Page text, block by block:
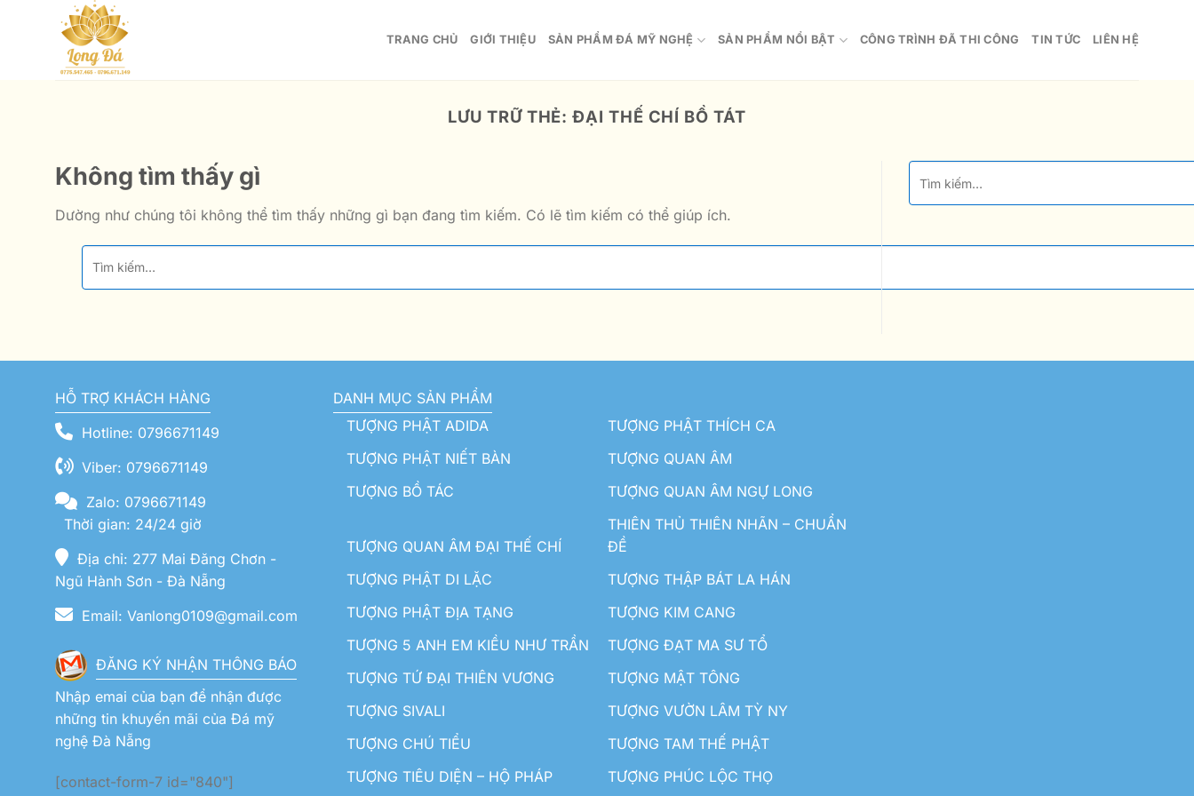
TRANG CHỦ GIỚI THIỆU SẢN PHẨM ĐÁ MỸ NGHỆ SẢN PHẨM NỔI BẬT CÔNG TRÌNH ĐÃ THI CÔNG TIN TỨC LIÊN HỆ
LƯU TRỮ THẺ:ĐẠI THẾ CHÍ BỒ TÁT
Không tìm thấy gì
Dường như chúng tôi không thể tìm thấy những gì bạn đang tìm kiếm. Có lẽ tìm kiếm có thể giúp ích.
HỖ TRỢ KHÁCH HÀNG
Hotline: 0796671149
Viber: 0796671149
Zalo: 0796671149
Thời gian: 24/24 giờ
Địa chỉ: 277 Mai Đăng Chơn -
Ngũ Hành Sơn - Đà Nẵng
Email: Vanlong0109@gmail.com
ĐĂNG KÝ NHẬN THÔNG BÁO
Nhập emai của bạn để nhận được
những tin khuyến mãi của Đá mỹ
nghệ Đà Nẵng
[contact-form-7 id="840"]
DANH MỤC SẢN PHẨM
TƯỢNG PHẬT ADIDA
TƯỢNG PHẬT THÍCH CA
TƯỢNG PHẬT NIẾT BÀN
TƯỢNG QUAN ÂM
TƯỢNG BỒ TÁC
TƯỢNG QUAN ÂM NGỰ LONG
TƯỢNG QUAN ÂM ĐẠI THẾ CHÍ
THIÊN THỦ THIÊN NHÃN – CHUẨN
ĐỀ
TƯỢNG PHẬT DI LẶC
TƯỢNG THẬP BÁT LA HÁN
TƯỢNG PHẬT ĐỊA TẠNG
TƯỢNG KIM CANG
TƯỢNG 5 ANH EM KIỀU NHƯ TRẦN
TƯỢNG ĐẠT MA SƯ TỔ
TƯỢNG TỨ ĐẠI THIÊN VƯƠNG
TƯỢNG MẬT TÔNG
TƯỢNG SIVALI
TƯỢNG VƯỜN LÂM TỲ NY
TƯỢNG CHÚ TIỂU
TƯỢNG TAM THẾ PHẬT
TƯỢNG TIÊU DIỆN – HỘ PHÁP
TƯỢNG PHÚC LỘC THỌ